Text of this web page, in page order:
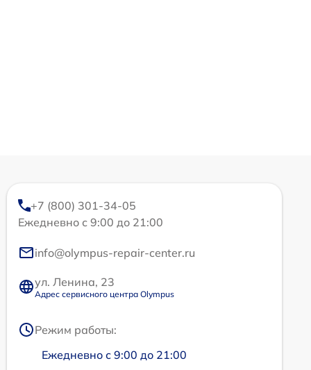
+7 (800) 301-34-05
Ежедневно с 9:00 до 21:00
info@olympus-repair-center.ru
ул. Ленина, 23
Адрес сервисного центра Olympus
Режим работы:
Ежедневно с 9:00 до 21:00